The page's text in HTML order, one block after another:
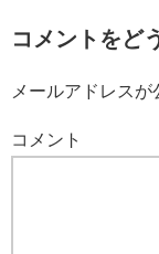
コメントをど
メールアドレスが
コメント